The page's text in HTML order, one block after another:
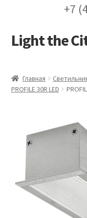
+7
Перейти
к
Перейти
к
Light the
FAQ про кронштейны
Галерея
Доставка и оплата
Заказ проекта
Главная
PROFILE 30R LED